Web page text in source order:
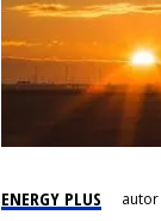
ENERGY PLUS autor